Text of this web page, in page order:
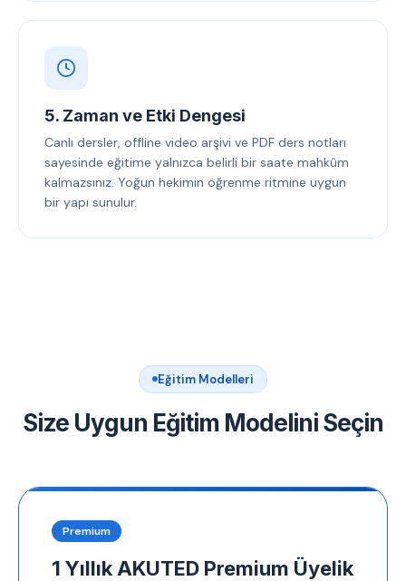
5. Zaman ve Etki Dengesi
Canlı dersler, offline video arşivi ve PDF ders notları
sayesinde eğitime yalnızca belirli bir saate mahkûm
kalmazsınız. Yoğun hekimin öğrenme ritmine uygun
bir yapı sunulur.
Eğitim Modelleri
Size Uygun Eğitim Modelini Seçin
Premium
1 Yıllık AKUTED Premium Üyelik